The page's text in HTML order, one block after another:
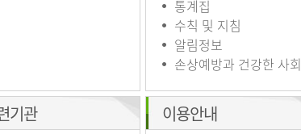
통계집
수칙 및 지침
알림정보
손상예방과 건강한 사회
기관 이용안내